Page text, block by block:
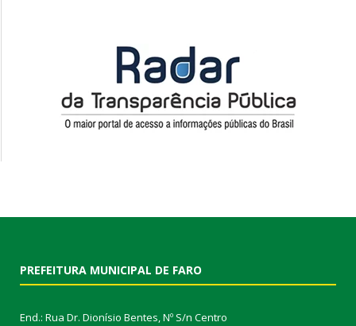
PREFEITURA MUNICIPAL DE FARO
End.: Rua Dr. Dionísio Bentes, Nº S/n Centro